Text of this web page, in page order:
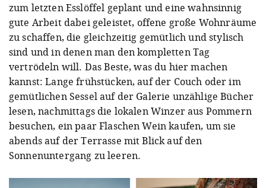
zum letzten Esslöffel geplant und eine wahnsinnig
gute Arbeit dabei geleistet, offene große Wohnräume
zu schaffen, die gleichzeitig gemütlich und stylisch
sind und in denen man den kompletten Tag
vertrödeln will. Das Beste, was du hier machen
kannst: Lange frühstücken, auf der Couch oder im
gemütlichen Sessel auf der Galerie unzählige Bücher
lesen, nachmittags die lokalen Winzer aus Pommern
besuchen, ein paar Flaschen Wein kaufen, um sie
abends auf der Terrasse mit Blick auf den
Sonnenuntergang zu leeren.